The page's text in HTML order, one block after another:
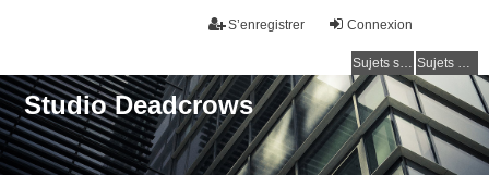
Connexion
S’enregistrer
Sujets sans réponse Sujets actifs
Studio Deadcrows